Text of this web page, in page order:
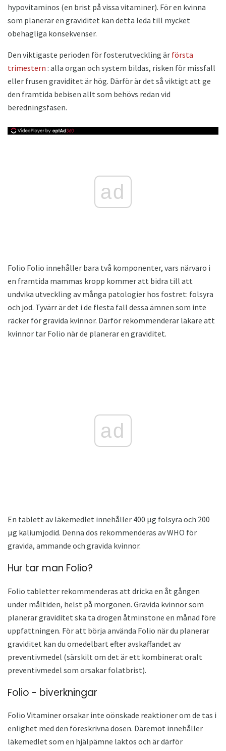
hypovitaminos (en brist på vissa vitaminer). För en kvinna
som planerar en graviditet kan detta leda till mycket
obehagliga konsekvenser.
Den viktigaste perioden för fosterutveckling är första
trimestern : alla organ och system bildas, risken för missfall
eller frusen graviditet är hög. Därför är det så viktigt att ge
den framtida bebisen allt som behövs redan vid
beredningsfasen.
ad
Folio Folio innehåller bara två komponenter, vars närvaro i
en framtida mammas kropp kommer att bidra till att
undvika utveckling av många patologier hos fostret: folsyra
och jod. Tyvärr är det i de flesta fall dessa ämnen som inte
räcker för gravida kvinnor. Därför rekommenderar läkare att
kvinnor tar Folio när de planerar en graviditet.
ad
En tablett av läkemedlet innehåller 400 μg folsyra och 200
μg kaliumjodid. Denna dos rekommenderas av WHO för
gravida, ammande och gravida kvinnor.
Hur tar man Folio?
Folio tabletter rekommenderas att dricka en åt gången
under måltiden, helst på morgonen. Gravida kvinnor som
planerar graviditet ska ta drogen åtminstone en månad före
uppfattningen. För att börja använda Folio när du planerar
graviditet kan du omedelbart efter avskaffandet av
preventivmedel (särskilt om det är ett kombinerat oralt
preventivmedel som orsakar folatbrist).
Folio - biverkningar
Folio Vitaminer orsakar inte oönskade reaktioner om de tas i
enlighet med den föreskrivna dosen. Däremot innehåller
läkemedlet som en hjälpämne laktos och är därför